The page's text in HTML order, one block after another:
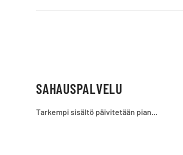
SAHAUSPALVELU
Tarkempi sisältö päivitetään pian...